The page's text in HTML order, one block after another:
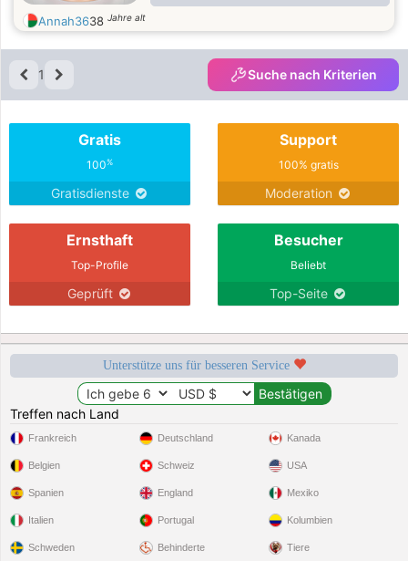
cinéma.
Annah3638 Jahre alt
1 Suche nach Kriterien
Gratis
100%
Gratisdienste
Support
100% gratis
Moderation
Ernsthaft
Top-Profile
Geprüft
Besucher
Beliebt
Top-Seite
Unterstütze uns für besseren Service
Treffen nach Land
Frankreich
Belgien
Spanien
Italien
Schweden
Deutschland
Schweiz
England
Portugal
Behinderte
Kanada
USA
Mexiko
Kolumbien
Tiere